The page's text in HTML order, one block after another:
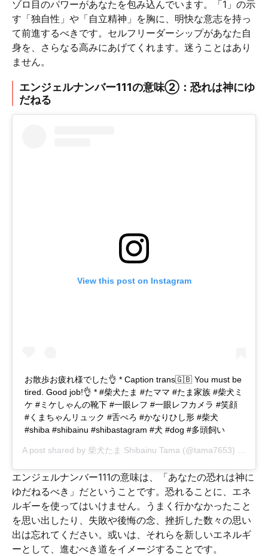
ゾロ目のパワーがあなたを包み込んでいます。「1」の示
す「独自性」や「自立精神」を胸に、明快な意志を持っ
て前進するべきです。セルフリーダーシップがあなた自
身を、さらなる高みにあげてくれます。迷うことはあり
ません。
エンジェルナンバー111の意味②：恐れは神にゆ
だねる
View this post on Instagram
お散歩お疲れ様でした👌 * Caption trans🇬🇧 You must be
tired. Good job!👌 * #柴犬たま #たママ #たま家族 #柴犬ミ
ケ #ミケしゃんの靴下 #一眼レフ #一眼レフカメラ #笑顔
#くまちゃんリュック #舌ぺろ #かなりひし形 #柴犬
#shiba #shibainu #shibastagram #犬 #dog #多頭飼い
A post shared by 柴犬たま Shibainu Tama (@tama7653) on
エンジェルナンバー111の意味は、「あなたの恐れは神に
ゆだねるべき」だということです。恐れることに、エネ
ルギーを使ってはいけません。うまく行かなかったこと
を思い出したり、失敗や後悔の念、挫折した数々の思い
出は忘れてください。或いは、それらを新しいエネルギ
ーとして、進むべき道をイメージすることです。